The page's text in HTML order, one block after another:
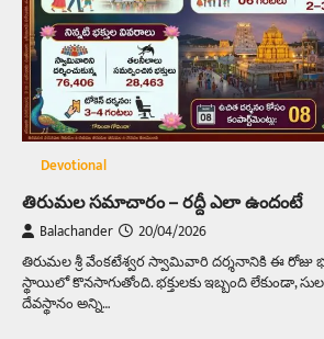
Devotional
తిరుమల సమాచారం – రద్దీ ఎలా ఉందంటే
Balachander 20/04/2026
తిరుమల శ్రీ వేంకటేశ్వర స్వామివారి దర్శనానికి ఈ రోజు
స్థాయిలో కొనసాగుతోంది. భక్తులకు ఇబ్బంది లేకుండా,
దేవస్థానం అన్ని…